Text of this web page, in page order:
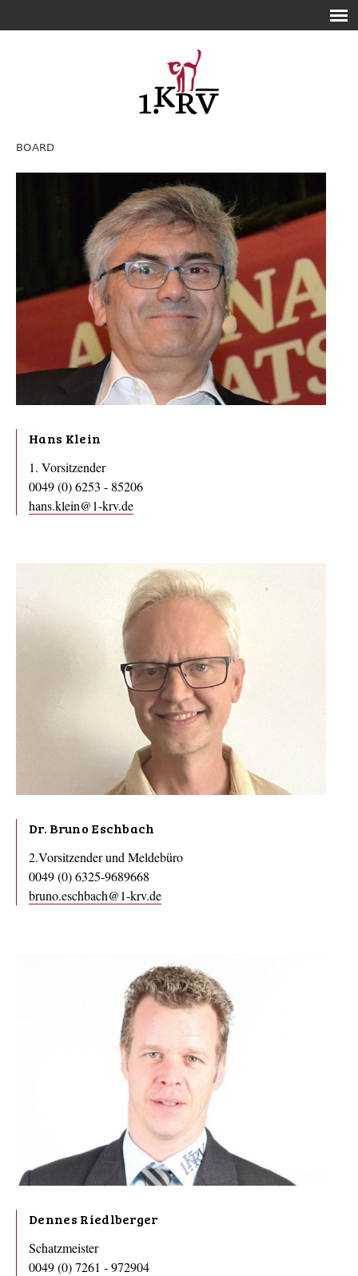
BOARD
Hans Klein
1. Vorsitzender
0049 (0) 6253 - 85206
hans.klein@1-krv.de
Dr. Bruno Eschbach
2.Vorsitzender und Meldebüro
0049 (0) 6325-9689668
bruno.eschbach@1-krv.de
Dennes Riedlberger
Schatzmeister
0049 (0) 7261 - 972904